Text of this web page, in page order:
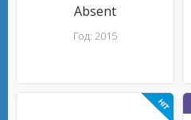
Absent
Год: 2015